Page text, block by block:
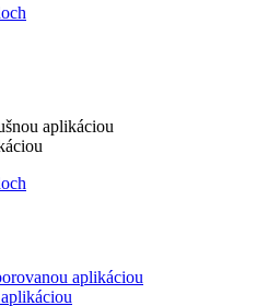
aplikáciou
aplikáciou